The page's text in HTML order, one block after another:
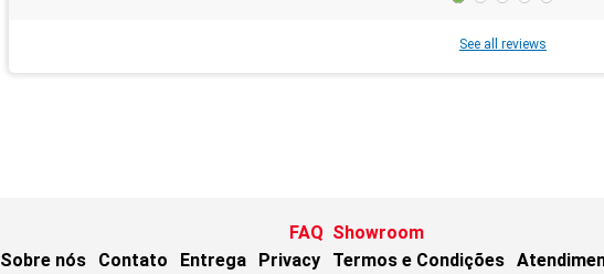
See all reviews
FAQ Showroom
Sobre nós
Contato Entrega Privacy Termos e Condições